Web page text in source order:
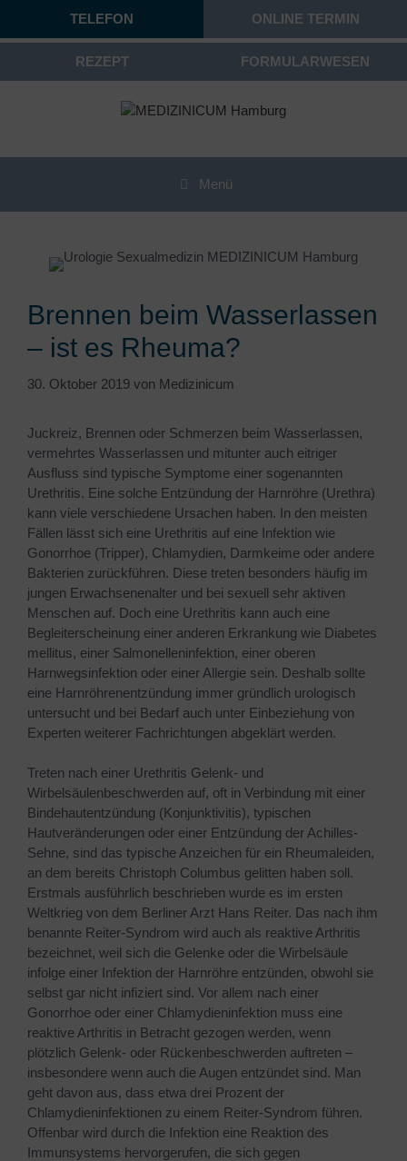
Menü
Brennen beim Wasserlassen
– ist es Rheuma?
30. Oktober 2019 von Medizinicum
Juckreiz, Brennen oder Schmerzen beim Wasserlassen,
vermehrtes Wasserlassen und mitunter auch eitriger
Ausfluss sind typische Symptome einer sogenannten
Urethritis. Eine solche Entzündung der Harnröhre (Urethra)
kann viele verschiedene Ursachen haben. In den meisten
Fällen lässt sich eine Urethritis auf eine Infektion wie
Gonorrhoe (Tripper), Chlamydien, Darmkeime oder andere
Bakterien zurückführen. Diese treten besonders häufig im
jungen Erwachsenenalter und bei sexuell sehr aktiven
Menschen auf. Doch eine Urethritis kann auch eine
Begleiterscheinung einer anderen Erkrankung wie Diabetes
mellitus, einer Salmonelleninfektion, einer oberen
Harnwegsinfektion oder einer Allergie sein. Deshalb sollte
eine Harnröhrenentzündung immer gründlich urologisch
untersucht und bei Bedarf auch unter Einbeziehung von
Experten weiterer Fachrichtungen abgeklärt werden.
Treten nach einer Urethritis Gelenk- und
Wirbelsäulenbeschwerden auf, oft in Verbindung mit einer
Bindehautentzündung (Konjunktivitis), typischen
Hautveränderungen oder einer Entzündung der Achilles-
Sehne, sind das typische Anzeichen für ein Rheumaleiden,
an dem bereits Christoph Columbus gelitten haben soll.
Erstmals ausführlich beschrieben wurde es im ersten
Weltkrieg von dem Berliner Arzt Hans Reiter. Das nach ihm
benannte Reiter-Syndrom wird auch als reaktive Arthritis
bezeichnet, weil sich die Gelenke oder die Wirbelsäule
infolge einer Infektion der Harnröhre entzünden, obwohl sie
selbst gar nicht infiziert sind. Vor allem nach einer
Gonorrhoe oder einer Chlamydieninfektion muss eine
reaktive Arthritis in Betracht gezogen werden, wenn
plötzlich Gelenk- oder Rückenbeschwerden auftreten –
insbesondere wenn auch die Augen entzündet sind. Man
geht davon aus, dass etwa drei Prozent der
Chlamydieninfektionen zu einem Reiter-Syndrom führen.
Offenbar wird durch die Infektion eine Reaktion des
Immunsystems hervorgerufen, die sich gegen
TELEFON ONLINE TERMIN
REZEPT FORMULARWESEN